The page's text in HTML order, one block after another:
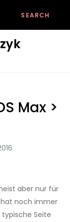
Max >
aber nur für
hat noch immer
Seite